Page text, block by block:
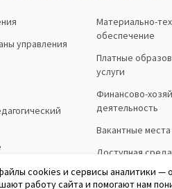
управления
Материально-
обеспечение
Платные
услуги
Финансово-
деятельность
Вакантные места
Доступная среда
cookies и сервисы аналитики —
работу сайта и помогают нам